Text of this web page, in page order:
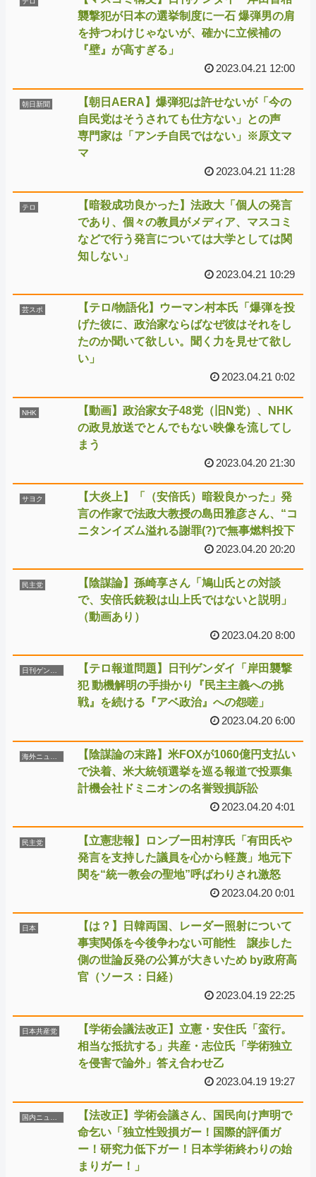
襲撃犯が日本の選挙制度に一石 爆弾男の肩
を持つわけじゃないが、確かに立候補の
『壁』が高すぎる」
2023.04.21 12:00
朝日新聞
【朝日AERA】爆弾犯は許せないが「今の
自民党はそうされても仕方ない」との声
専門家は「アンチ自民ではない」※原文マ
マ
2023.04.21 11:28
テロ
【暗殺成功良かった】法政大「個人の発言
であり、個々の教員がメディア、マスコミ
などで行う発言については大学としては関
知しない」
2023.04.21 10:29
芸スポ
【テロ/物語化】ウーマン村本氏「爆弾を投
げた彼に、政治家ならばなぜ彼はそれをし
たのか聞いて欲しい。聞く力を見せて欲し
い」
2023.04.21 0:02
NHK
【動画】政治家女子48党（旧N党）、NHK
の政見放送でとんでもない映像を流してし
まう
2023.04.20 21:30
サヨク
【大炎上】「（安倍氏）暗殺良かった」発
言の作家で法政大教授の島田雅彦さん、“コ
ニタンイズム溢れる謝罪(?)で無事燃料投下
2023.04.20 20:20
民主党
【陰謀論】孫崎享さん「鳩山氏との対談
で、安倍氏銃殺は山上氏ではないと説明」
（動画あり）
2023.04.20 8:00
日刊ゲンダイ
【テロ報道問題】日刊ゲンダイ「岸田襲撃
犯 動機解明の手掛かり『民主主義への挑
戦』を続ける『アベ政治』への怨嗟」
2023.04.20 6:00
【陰謀論の末路】米FOXが1060億円支払い
で決着、米大統領選挙を巡る報道で投票集
計機会社ドミニオンの名誉毀損訴訟
2023.04.20 4:01
民主党
【立憲悲報】ロンブー田村淳氏「有田氏や
発言を支持した議員を心から軽蔑」地元下
関を“統一教会の聖地”呼ばわりされ激怒
2023.04.20 0:01
日本
【は？】日韓両国、レーダー照射について
事実関係を今後争わない可能性 譲歩した
側の世論反発の公算が大きいため by政府高
官（ソース：日経）
2023.04.19 22:25
日本共産党
【学術会議法改正】立憲・安住氏「蛮行。
相当な抵抗する」共産・志位氏「学術独立
を侵害で論外」答え合わせ乙
2023.04.19 19:27
【法改正】学術会議さん、国民向け声明で
命乞い「独立性毀損ガー！国際的評価ガ
ー！研究力低下ガー！日本学術終わりの始
まりガー！」